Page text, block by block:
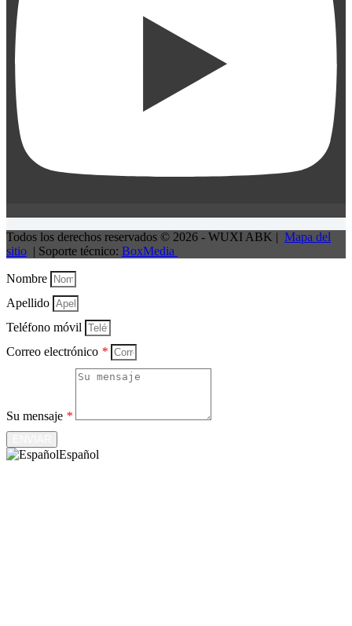
Todos los derechos reservados © 2026 - WUXI ABK | Mapa del
sitio | Soporte técnico: BoxMedia
Nombre
Apellido
Teléfono móvil
Correo electrónico *
Su mensaje *
Español